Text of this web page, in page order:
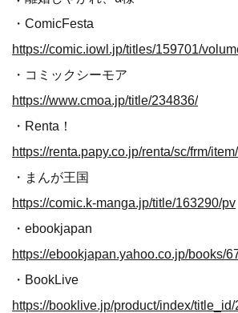
・ComicFesta
https://comic.iowl.jp/titles/159701/
・コミックシーモア
https://www.cmoa.jp/title/234836/
・Renta！
https://renta.papy.co.jp/renta/sc/frm/
・まんが王国
https://comic.k-manga.jp/title/163290/pv
・ebookjapan
https://ebookjapan.yahoo.co.jp/books/
・BookLive